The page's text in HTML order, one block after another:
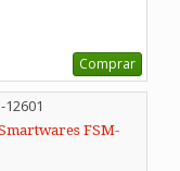
Comprar
12601
FSM-